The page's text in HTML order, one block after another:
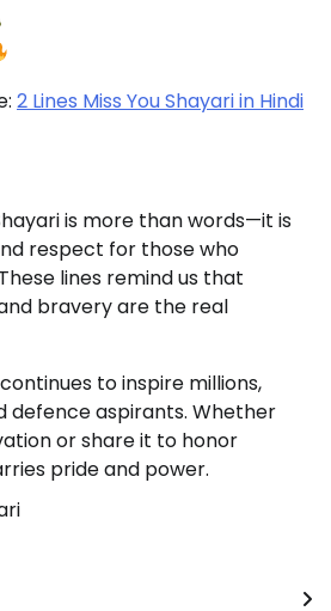
2 Lines Miss You Shayari in Hindi
is more than words—it is
respect for those who
lines remind us that
bravery are the real
to inspire millions,
defence aspirants. Whether
or share it to honor
pride and power.